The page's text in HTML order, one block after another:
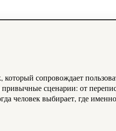
сопровождает
привычные сценарии: от
человек выбирает, где